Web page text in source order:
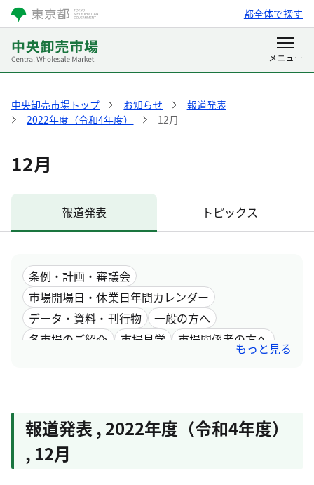
都全体で探す
中央卸売市場トップ お知らせ
報道発表
2022年度（令和4年度）
12月
12月
報道発表 トピックス
条例・計画・審議会
市場開場日・休業日年間カレンダー
データ・資料・刊行物
一般の方へ
各市場のご紹介
市場見学
市場関係者の方へ
もっと見る
報道発表 , 2022年度（令和4年度）
, 12月